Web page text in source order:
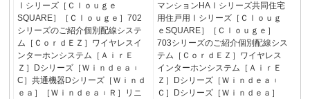
Ⅰシリーズ［Ｃｌｏｕｇｅ
SQUARE］［Ｃｌｏｕｇｅ］702
シリーズのご紹介個別配線システ
ム［ＣｏｒｄＥＺ］ワイヤレスイ
ンターホンシステム［ＡｉｒＥ
Ｚ］Dシリーズ［Ｗｉｎｄｅａ︲
C］共通機器Dシリーズ［Ｗｉｎｄ
ｅａ］［Ｗｉｎｄｅａ︲Ｒ］リニ
マンションHAⅠシリーズ共同住宅
用住戸用Ⅰシリーズ［Ｃｌｏｕｇ
ｅSQUARE］［Ｃｌｏｕｇｅ］
703シリーズのご紹介個別配線シス
テム［ＣｏｒｄＥＺ］ワイヤレス
インターホンシステム［ＡｉｒＥ
Ｚ］Dシリーズ［Ｗｉｎｄｅａ︲
Ｃ］Dシリーズ［Ｗｉｎｄｅａ］